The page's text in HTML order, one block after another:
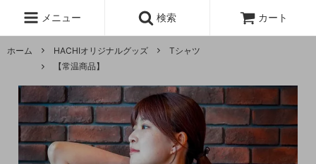
メニュー 検索 カート
ホーム HACHIオリジナルグッズ
Tシャツ
【常温商品】